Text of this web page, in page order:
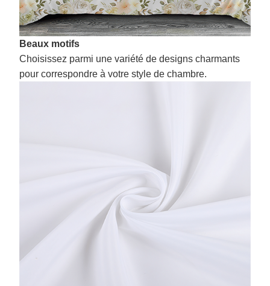
Beaux motifs
Choisissez parmi une variété de designs charmants
pour correspondre à votre style de chambre.